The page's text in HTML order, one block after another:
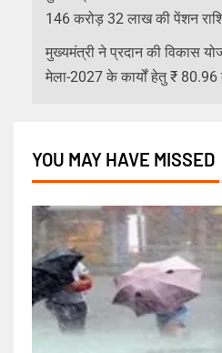
146 करोड़ 32 लाख की पेंशन
मुख्यमंत्री ने प्रदान की विकास
मेला-2027 के कार्यों हेतु ₹ 80.96
YOU MAY HAVE MISSED